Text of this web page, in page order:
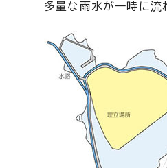
多量な雨水が一時に流